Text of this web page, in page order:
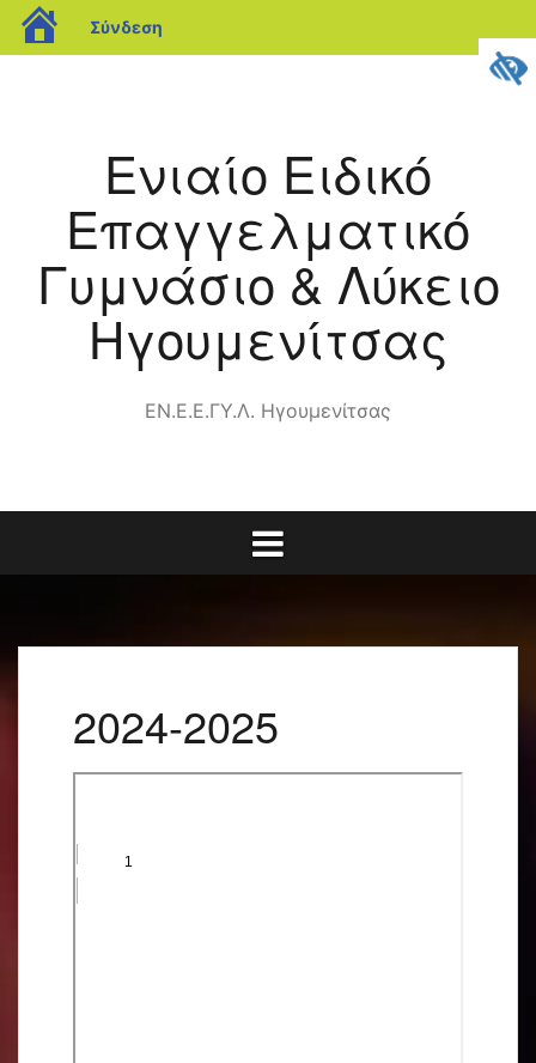
blogs.sch.gr
Σύνδεση
Ενιαίο Ειδικό
Επαγγελματικό
Γυμνάσιο & Λύκειο
Ηγουμενίτσας
ΕΝ.Ε.Ε.ΓΥ.Λ. Ηγουμενίτσας
2024-2025